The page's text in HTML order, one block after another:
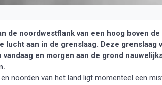
de noordwestflank van een hoog boven
lucht aan in de grenslaag. Deze grenslaag
en morgen aan de grond
noorden van het land ligt momenteel een